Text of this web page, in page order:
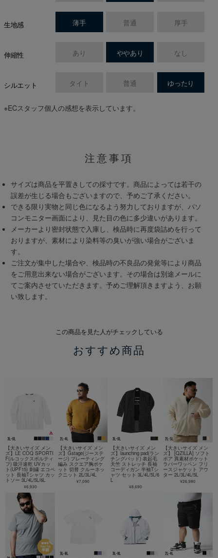
生地感 薄手 普通 厚手
伸縮性 あり ややあり なし
シルエット タイト 普通 ゆったり
※ECスタッフ個人の感想を表示しています。
注意事項
サイズは商品を平置きしての採寸です。商品によっては若干の
誤差が生じる場合もございますので、予めご了承ください。
できる限り実物と同じ色になるよう努力しておりますが、パソ
コンモニター画面により、見た目の色に多少違いがあります。
メーカーより密封状態で入庫し、検品時に再度袋詰めを行って
おりますが、素材により染料等の臭いが強い場合がございま
す。
ご注文が集中した場合や、検品時の不良品の発覚等により商品
をご用意出来ない場合がございます。その場合は別途メールに
てご案内させていただきます。予めご理解頂きますよう、お願
い致します。
この商品を見た人がチェックしている
おすすめ商品
【大きいサイズ メン
ズ】LE COQ SPORTI
F(ルコックスポルティ
フ) 吸汗速乾 UVカッ
ト(UPF15) 刺繍 エコペ
ット 長袖Tシャツ カッ
トソー 3L/4L/5L/6L
¥6,930
【大きいサイズ メン
ズ】Gstage(ジーステ
ージ) プレーティング
編み スクエア胸ポケ
ット 切替 クルーネッ
クニット 2L/3L/4L
¥7,090
【大きいサイズ メン
ズ】launching pad(ラン
チングパッド) 表起毛
天竺 ストレッチ 長袖
コーディガン 半袖Tシ
ャツ セット 3L/4L/5L/6
L
¥8,690
【大きいサイズ メン
ズ】 [QZILLA] ソフト
ボア 異素材ポケット
ラバーワッペン フリ
ースジャケット アウ
ター 2L/3L/4L/5L
¥26,980